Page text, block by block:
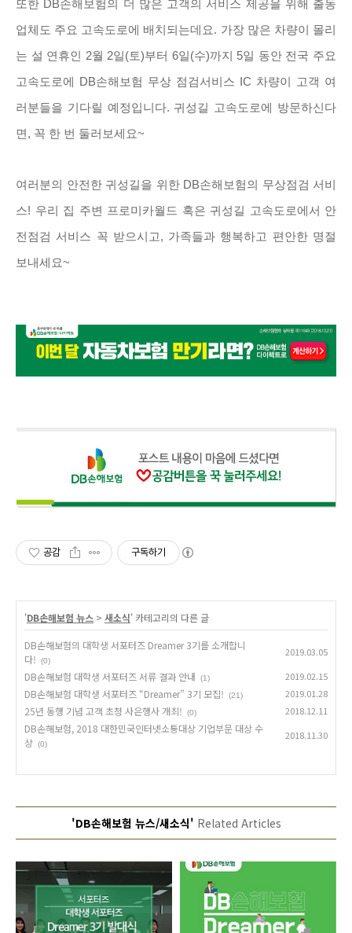
또한 DB손해보험의 더 많은 고객의 서비스 제공을 위해 출동
업체도 주요 고속도로에 배치되는데요. 가장 많은 차량이 몰리
는 설 연휴인 2월 2일(토)부터 6일(수)까지 5일 동안 전국 주요
고속도로에 DB손해보험 무상 점검서비스 IC 차량이 고객 여
러분들을 기다릴 예정입니다. 귀성길 고속도로에 방문하신다
면, 꼭 한 번 둘러보세요~
여러분의 안전한 귀성길을 위한 DB손해보험의 무상점검 서비
스! 우리 집 주변 프로미카월드 혹은 귀성길 고속도로에서 안
전점검 서비스 꼭 받으시고, 가족들과 행복하고 편안한 명절
보내세요~
공감 구독하기
'DB손해보험 뉴스 > 새소식' 카테고리의 다른 글
DB손해보험의 대학생 서포터즈 Dreamer 3기를 소개합니
다!
(0)
2019.03.05
DB손해보험 대학생 서포터즈 서류 결과 안내 (1) 2019.02.15
DB손해보험 대학생 서포터즈 “Dreamer” 3기 모집! (21) 2019.01.28
25년 동행 기념 고객 초청 사은행사 개최! (0) 2018.12.11
DB손해보험, 2018 대한민국인터넷소통대상 기업부문 대상 수
상 (0)
2018.11.30
'DB손해보험 뉴스/새소식' Related Articles